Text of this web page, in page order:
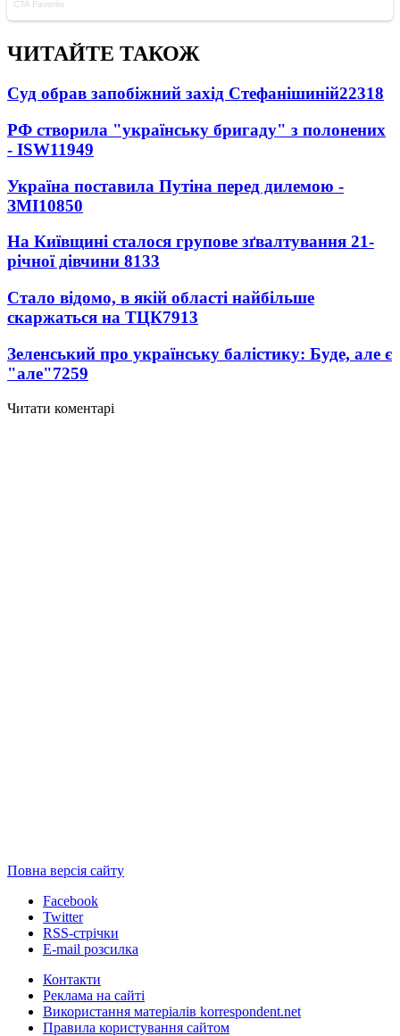
ЧИТАЙТЕ ТАКОЖ
Суд обрав запобіжний захід Стефанішиній22318
РФ створила "українську бригаду" з полонених
- ISW11949
Україна поставила Путіна перед дилемою -
ЗМІ10850
На Київщині сталося групове зґвалтування 21-
річної дівчини 8133
Стало відомо, в якій області найбільше
скаржаться на ТЦК7913
Зеленський про українську балістику: Буде, але є
"але"7259
Читати коментарі
Повна версія сайту
Facebook
Twitter
RSS-стрічки
E-mail розсилка
Контакти
Реклама на сайті
Використання матеріалів korrespondent.net
Правила користування сайтом